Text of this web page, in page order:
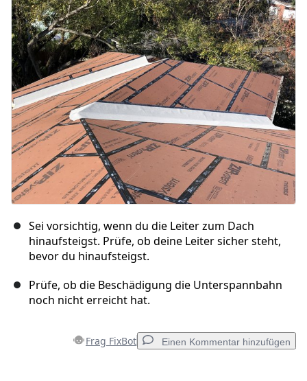
Sei vorsichtig, wenn du die Leiter zum Dach
hinaufsteigst. Prüfe, ob deine Leiter sicher steht,
bevor du hinaufsteigst.
Prüfe, ob die Beschädigung die Unterspannbahn
noch nicht erreicht hat.
Frag FixBot Einen Kommentar hinzufügen